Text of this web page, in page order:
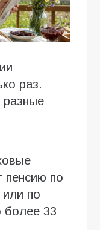
раз.
разные
пенсию по
или по
более 33